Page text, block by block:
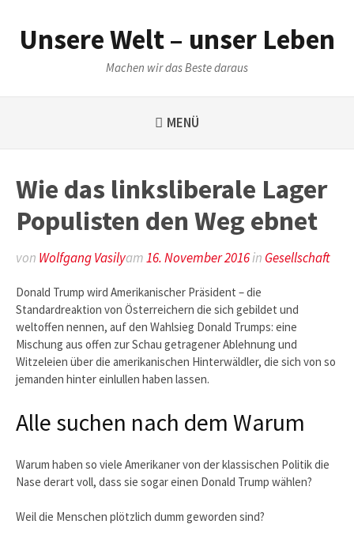
InhaltUnsere Welt – unser Leben
Machen wir das Beste daraus
MENÜ
Wie das linksliberale Lager
Populisten den Weg ebnet
von Wolfgang Vasilyam16. November 2016in Gesellschaft
Donald Trump wird Amerikanischer Präsident – die
Standardreaktion von Österreichern die sich gebildet und
weltoffen nennen, auf den Wahlsieg Donald Trumps: eine
Mischung aus offen zur Schau getragener Ablehnung und
Witzeleien über die amerikanischen Hinterwäldler, die sich von so
jemanden hinter einlullen haben lassen.
Alle suchen nach dem Warum
Warum haben so viele Amerikaner von der klassischen Politik die
Nase derart voll, dass sie sogar einen Donald Trump wählen?
Weil die Menschen plötzlich dumm geworden sind?